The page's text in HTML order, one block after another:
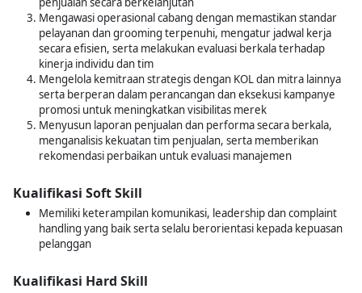
Mengawasi operasional cabang dengan memastikan standar
pelayanan dan grooming terpenuhi, mengatur jadwal kerja
secara efisien, serta melakukan evaluasi berkala terhadap
kinerja individu dan tim
Mengelola kemitraan strategis dengan KOL dan mitra lainnya
serta berperan dalam perancangan dan eksekusi kampanye
promosi untuk meningkatkan visibilitas merek
Menyusun laporan penjualan dan performa secara berkala,
menganalisis kekuatan tim penjualan, serta memberikan
rekomendasi perbaikan untuk evaluasi manajemen
Kualifikasi Soft Skill
Memiliki keterampilan komunikasi, leadership dan complaint
handling yang baik serta selalu berorientasi kepada kepuasan
pelanggan
Kualifikasi Hard Skill